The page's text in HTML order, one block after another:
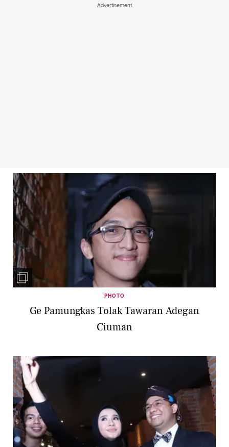
Advertisement
PHOTO
Ge Pamungkas Tolak Tawaran Adegan
Ciuman